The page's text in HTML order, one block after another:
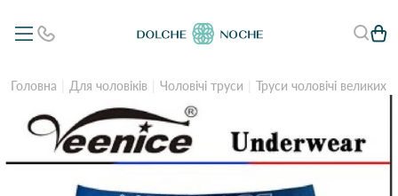
Головна Для чоловіків Чоловічі труси Труси чоловічі великих